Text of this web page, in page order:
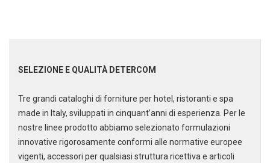
Scarica il catalogo horeca
Forniture per hotel, ristoranti e
spa
SELEZIONE E QUALITÀ DETERCOM
Tre grandi cataloghi di forniture per hotel, ristoranti e spa
made in Italy, sviluppati in cinquant’anni di esperienza. Per le
nostre linee prodotto abbiamo selezionato formulazioni
innovative rigorosamente conformi alle normative europee
vigenti, accessori per qualsiasi struttura ricettiva e articoli